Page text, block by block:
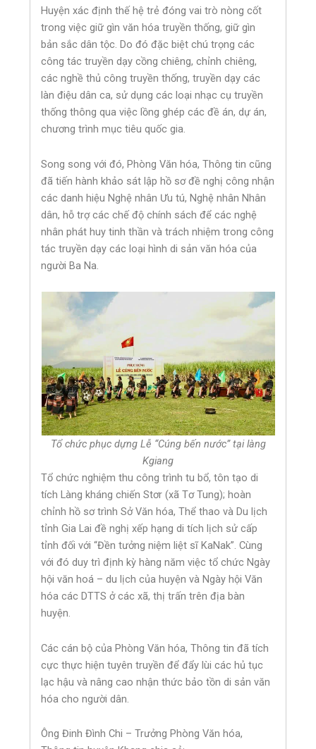
Huyện xác định thế hệ trẻ đóng vai trò nòng cốt
trong việc giữ gìn văn hóa truyền thống, giữ gìn
bản sắc dân tộc. Do đó đặc biệt chú trọng các
công tác truyền dạy cồng chiêng, chỉnh chiêng,
các nghề thủ công truyền thống, truyền dạy các
làn điệu dân ca, sử dụng các loại nhạc cụ truyền
thống thông qua việc lồng ghép các đề án, dự án,
chương trình mục tiêu quốc gia.
Song song với đó, Phòng Văn hóa, Thông tin cũng
đã tiến hành khảo sát lập hồ sơ đề nghị công nhận
các danh hiệu Nghệ nhân Ưu tú, Nghệ nhân Nhân
dân, hỗ trợ các chế độ chính sách để các nghệ
nhân phát huy tinh thần và trách nhiệm trong công
tác truyền dạy các loại hình di sản văn hóa của
người Ba Na.
Tổ chức phục dựng Lễ “Cúng bến nước” tại làng
Kgiang
Tổ chức nghiệm thu công trình tu bổ, tôn tạo di
tích Làng kháng chiến Stơr (xã Tơ Tung); hoàn
chỉnh hồ sơ trình Sở Văn hóa, Thể thao và Du lịch
tỉnh Gia Lai đề nghị xếp hạng di tích lịch sử cấp
tỉnh đối với “Đền tưởng niệm liệt sĩ KaNak”. Cùng
với đó duy trì định kỳ hàng năm việc tổ chức Ngày
hội văn hoá – du lịch của huyện và Ngày hội Văn
hóa các DTTS ở các xã, thị trấn trên địa bàn
huyện.
Các cán bộ của Phòng Văn hóa, Thông tin đã tích
cực thực hiện tuyên truyền để đẩy lùi các hủ tục
lạc hậu và nâng cao nhận thức bảo tồn di sản văn
hóa cho người dân.
Ông Đinh Đình Chi – Trưởng Phòng Văn hóa,